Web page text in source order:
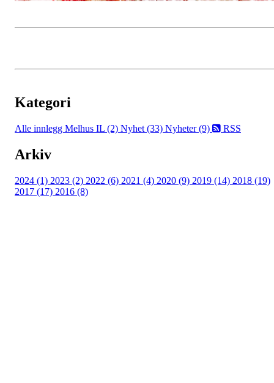
Kategori
Alle innlegg Melhus IL (2) Nyhet (33) Nyheter (9) RSS
Arkiv
2024 (1) 2023 (2) 2022 (6) 2021 (4) 2020 (9) 2019 (14) 2018 (19)
2017 (17) 2016 (8)